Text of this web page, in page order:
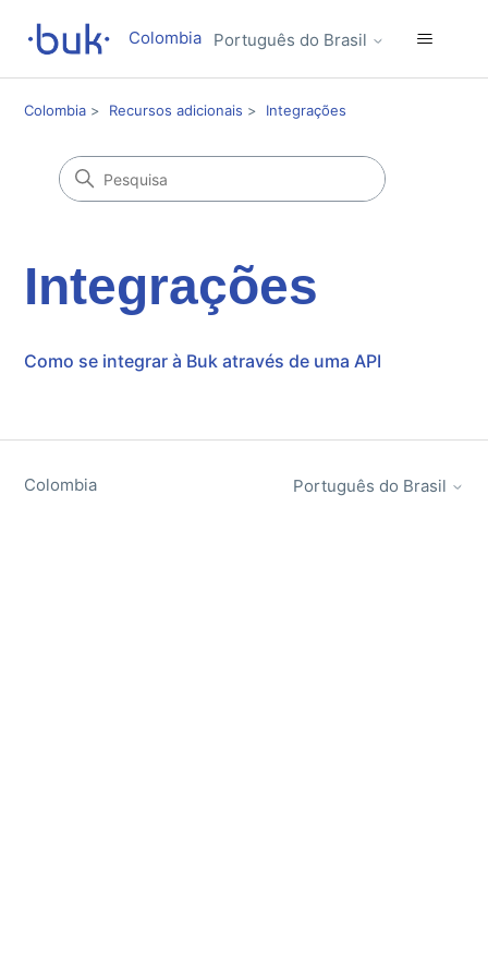
Colombia Português do Brasil
Colombia Recursos adicionais Integrações
Integrações
Como se integrar à Buk através de uma API
Colombia Português do Brasil